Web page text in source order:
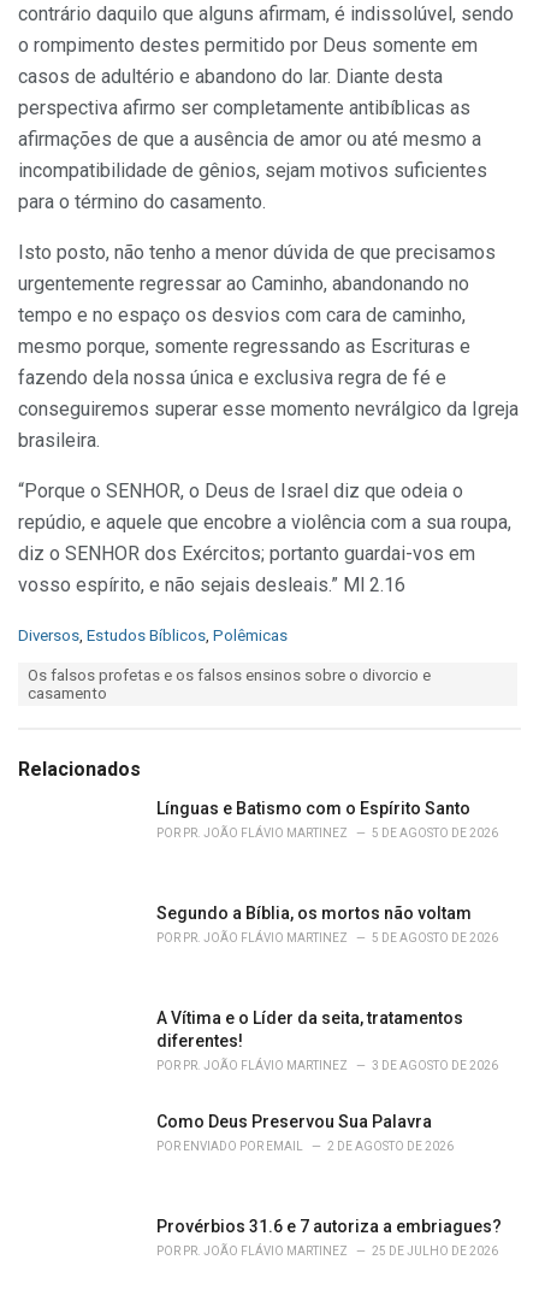
contrário daquilo que alguns afirmam, é indissolúvel, sendo
o rompimento destes permitido por Deus somente em
casos de adultério e abandono do lar. Diante desta
perspectiva afirmo ser completamente antibíblicas as
afirmações de que a ausência de amor ou até mesmo a
incompatibilidade de gênios, sejam motivos suficientes
para o término do casamento.
Isto posto, não tenho a menor dúvida de que precisamos
urgentemente regressar ao Caminho, abandonando no
tempo e no espaço os desvios com cara de caminho,
mesmo porque, somente regressando as Escrituras e
fazendo dela nossa única e exclusiva regra de fé e
conseguiremos superar esse momento nevrálgico da Igreja
brasileira.
“Porque o SENHOR, o Deus de Israel diz que odeia o
repúdio, e aquele que encobre a violência com a sua roupa,
diz o SENHOR dos Exércitos; portanto guardai-vos em
vosso espírito, e não sejais desleais.” Ml 2.16
C
r
Diversos Estudos Bíblicos Polêmicas
:
Os falsos profetas e os falsos ensinos sobre o divorcio e
casamento
Relacionados
Línguas e Batismo com o Espírito Santo
POR PR. JOÃO FLÁVIO MARTINEZ 5 DE AGOSTO DE 2026
Segundo a Bíblia, os mortos não voltam
POR PR. JOÃO FLÁVIO MARTINEZ 5 DE AGOSTO DE 2026
A Vítima e o Líder da seita, tratamentos
diferentes!
POR PR. JOÃO FLÁVIO MARTINEZ 3 DE AGOSTO DE 2026
Como Deus Preservou Sua Palavra
POR ENVIADO POR EMAIL 2 DE AGOSTO DE 2026
Provérbios 31.6 e 7 autoriza a embriagues?
POR PR. JOÃO FLÁVIO MARTINEZ 25 DE JULHO DE 2026